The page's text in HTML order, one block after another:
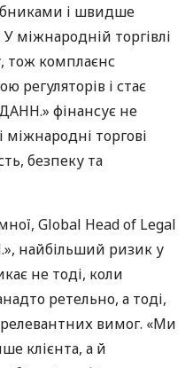
і швидше
міжнародній торгівлі
тож комплаєнс
регуляторів і стає
фінансує не
міжнародні торгові
безпеку та
Global Head of Legal
найбільший ризик у
не тоді, коли
ретельно, а тоді,
вимог. «Ми
клієнта, а й